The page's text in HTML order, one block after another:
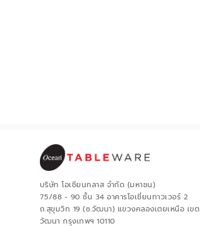
บริษัท โอเชียนกลาส จำกัด (มหาชน)
75/88 - 90 ชั้น 34 อาคารโอเชี่ยนทาวเวอร์ 2
ถ.สุขุมวิท 19 (ซ.วัฒนา) แขวงคลองเตยเหนือ เขต
วัฒนา กรุงเทพฯ 10110